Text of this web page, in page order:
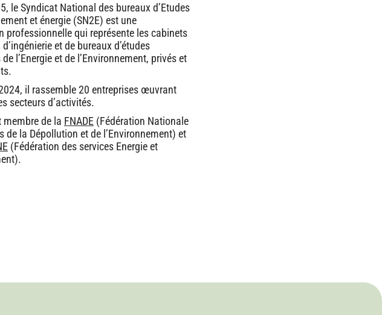
le Syndicat National des bureaux d’Etudes
et énergie (SN2E) est une
professionnelle qui représente les cabinets
et de bureaux d’études
l’Energie et de l’Environnement, privés et
il rassemble 20 entreprises œuvrant
secteurs d’activités.
membre de la FNADE (Fédération Nationale
de la Dépollution et de l’Environnement) et
(Fédération des services Energie et